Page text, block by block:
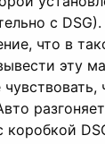
с
что в
эту